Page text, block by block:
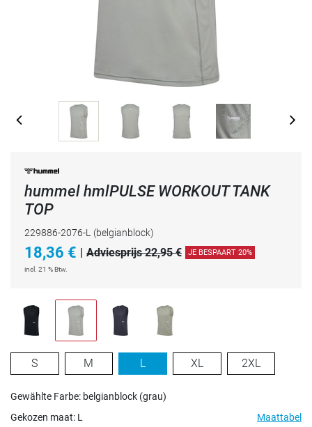
hummel hmlPULSE WORKOUT TANK
TOP
229886-2076-L (belgianblock)
18,36 € | Adviesprijs 22,95 € JE BESPAART 20%
incl. 21 % Btw.
S M L XL 2XL
Gewählte Farbe: belgianblock (grau)
Gekozen maat: L Maattabel